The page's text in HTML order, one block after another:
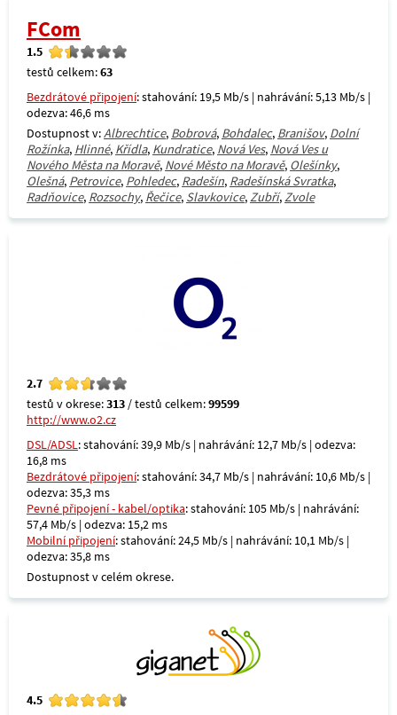
FCom
1.5
testů celkem:63
Bezdrátové připojení: stahování: 19,5 Mb/s | nahrávání: 5,13 Mb/s |
odezva: 46,6 ms
Dostupnost v:Albrechtice, Bobrová, Bohdalec, Branišov, Dolní
Rožínka, Hlinné, Křídla, Kundratice, Nová Ves, Nová Ves u
Nového Města na Moravě, Nové Město na Moravě, Olešínky,
Olešná, Petrovice, Pohledec, Radešín, Radešínská Svratka,
Radňovice, Rozsochy, Řečice, Slavkovice,Zubří,Zvole
2.7
testů v okrese:313 / testů celkem:99599
http://www.o2.cz
DSL/ADSL: stahování: 39,9 Mb/s | nahrávání: 12,7 Mb/s | odezva:
16,8 ms
Bezdrátové připojení: stahování: 34,7 Mb/s | nahrávání: 10,6 Mb/s |
odezva: 35,3 ms
Pevné připojení - kabel/optika: stahování: 105 Mb/s | nahrávání:
57,4 Mb/s | odezva: 15,2 ms
Mobilní připojení: stahování: 24,5 Mb/s | nahrávání: 10,1 Mb/s |
odezva: 35,8 ms
Dostupnost v celém okrese.
4.5